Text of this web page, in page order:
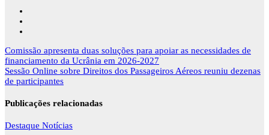
Navegação
de
artigos
Comissão apresenta duas soluções para apoiar as necessidades de
financiamento da Ucrânia em 2026-2027
Sessão Online sobre Direitos dos Passageiros Aéreos reuniu dezenas
de participantes
Publicações relacionadas
Destaque Notícias